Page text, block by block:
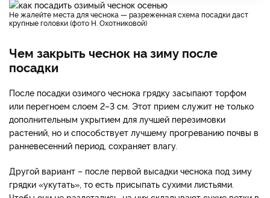
Не жалейте места для чеснока — разреженная схема посадки даст
крупные головки (фото Н. Охотниковой)
Чем закрыть чеснок на зиму после
посадки
После посадки озимого чеснока грядку засыпают торфом
или перегноем слоем 2–3 см. Этот прием служит не только
дополнительным укрытием для лучшей перезимовки
растений, но и способствует лучшему прогреванию почвы в
ранневесенний период, сохраняет влагу.
Другой вариант – после первой высадки чеснока под зиму
грядки «укутать», то есть присыпать сухими листьями.